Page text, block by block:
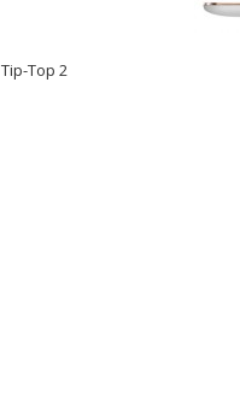
Tip-Top 2